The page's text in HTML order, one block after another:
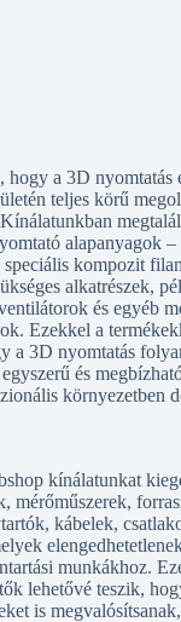
teljes körű
alapanyagok
kompozit
alkatrészek,
és egyéb
Ezekkel a
a 3D nyomtatás
és
környezetben
mérőműszerek,
kábelek,
munkákhoz.
lehetővé teszik,
is megvalósítsanak,
vagy